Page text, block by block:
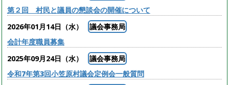
第２回 村民と議員の懇談会の開催について
2026年01月14日（水）
議会事務局
会計年度職員募集
2025年09月24日（水）
議会事務局
令和7年第3回小笠原村議会定例会一般質問